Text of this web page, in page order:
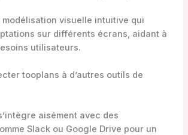
visuelle intuitive qui
sur différents écrans, aidant à
utilisateurs.
tooplans à d’autres outils de
aisément avec des
Slack ou Google Drive pour un